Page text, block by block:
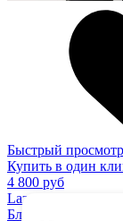
Быстрый просмотр
Купить в один
4 800 руб
Lazy Girl
Блузка